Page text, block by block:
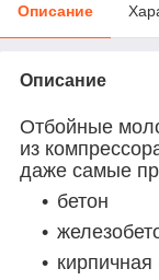
Описание
Описание
Отбойные
из
даже самые
бетон
кирпичная